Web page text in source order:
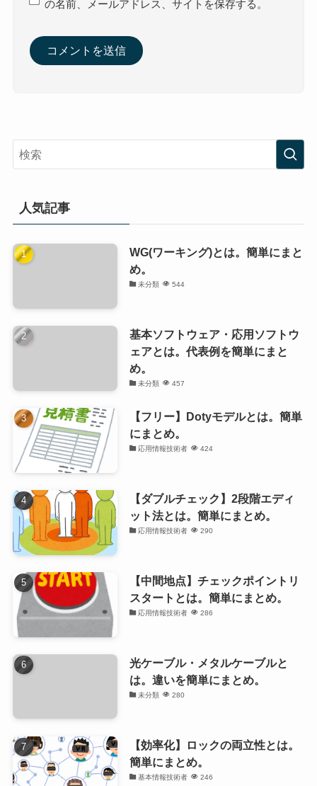
の名前、メールアドレス、サイトを保存する。
人気記事
WG(ワーキング)とは。簡単にまと
め。
未分類 544
基本ソフトウェア・応用ソフトウ
ェアとは。代表例を簡単にまと
め。
未分類 457
【フリー】Dotyモデルとは。簡単
にまとめ。
応用情報技術者 424
【ダブルチェック】2段階エディ
ット法とは。簡単にまとめ。
応用情報技術者 290
【中間地点】チェックポイントリ
スタートとは。簡単にまとめ。
応用情報技術者 286
光ケーブル・メタルケーブルと
は。違いを簡単にまとめ。
未分類 280
【効率化】ロックの両立性とは。
簡単にまとめ。
基本情報技術者 246